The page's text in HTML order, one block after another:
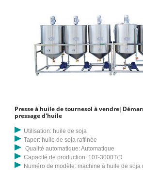
Presse à huile de tournesol à
pressage d'huile
Utilisation: huile de soja
Taper: huile de soja raffinée
Qualité automatique: Automatique
Capacité de production: 10T-3000T/D
Numéro de modèle: machine à huile de soja